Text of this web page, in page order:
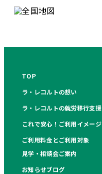
TOP
ラ・レコルトの想い
ラ・レコルトの就労移行支援
これで安心！ご利用イメージ
ご利用料金とご利用対象
見学・相談会ご案内
お知らせブログ